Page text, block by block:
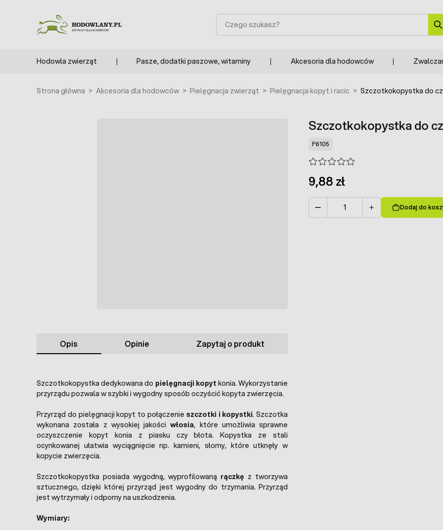
Szukaj
Hodowla zwierząt Pasze, dodatki paszowe, witaminy Akcesoria dla hodowców
Strona główna > Akcesoria dla hodowców > Pielęgnacja zwierząt > Pielęgnacja kopyt i racic > Szczotkokopystka do
Szczotkokopystka do
F6105
9,88 zł
Dodaj do
Opis Opinie Zapytaj o produkt
Szczotkokopystka dedykowana do pielęgnacji kopyt konia. Wykorzystanie
przyrządu pozwala w szybki i wygodny sposób oczyścić kopyta zwierzęcia.
Przyrząd do pielęgnacji kopyt to połączenie szczotki i kopystki. Szczotka
wykonana została z wysokiej jakościwłosia, które umożliwia sprawne
oczyszczenie kopyt konia z piasku czy błota. Kopystka ze stali
ocynkowanej ułatwia wyciągnięcie np. kamieni, słomy, które utknęły w
kopycie zwierzęcia.
Szczotkokopystka posiada wygodną, wyprofilowaną rączkę z tworzywa
sztucznego, dzięki której przyrząd jest wygodny do trzymania. Przyrząd
jest wytrzymały i odporny na uszkodzenia.
Wymiary: